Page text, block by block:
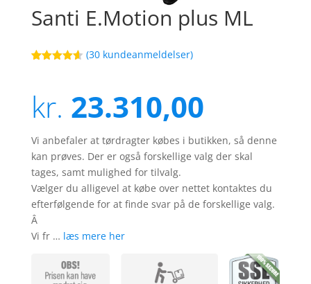
Santi E.Motion plus ML
baseret på
kundebedø
mmelser
(30 kundeanmeldelser)
kr. 23.310,00
Vi anbefaler at tørdragter købes i butikken, så denne
kan prøves. Der er også forskellige valg der skal
tages, samt mulighed for tilvalg.
Vælger du alligevel at købe over nettet kontaktes du
efterfølgende for at finde svar på de forskellige valg.
Â
Vi fr … læs mere her